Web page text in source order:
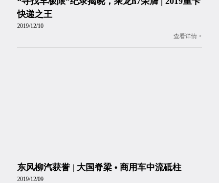
快递之王
2019/12/10
东风柳汽获誉 | 大国脊梁 • 商用车中流砥柱
2019/12/09